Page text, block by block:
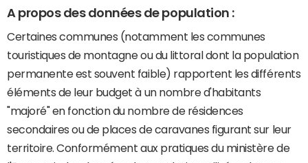
A propos des données de population :
Certaines communes (notamment les communes
touristiques de montagne ou du littoral dont la population
permanente est souvent faible) rapportent les différents
éléments de leur budget à un nombre d'habitants
"majoré" en fonction du nombre de résidences
secondaires ou de places de caravanes figurant sur leur
territoire. Conformément aux pratiques du ministère de